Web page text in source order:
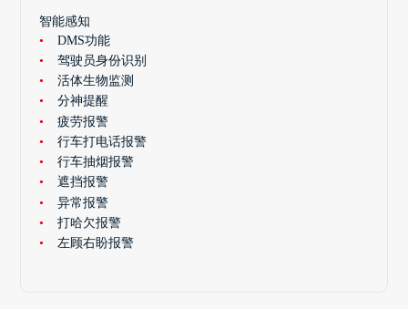
智能感知
DMS功能
驾驶员身份识别
活体生物监测
分神提醒
疲劳报警
行车打电话报警
行车抽烟报警
遮挡报警
异常报警
打哈欠报警
左顾右盼报警